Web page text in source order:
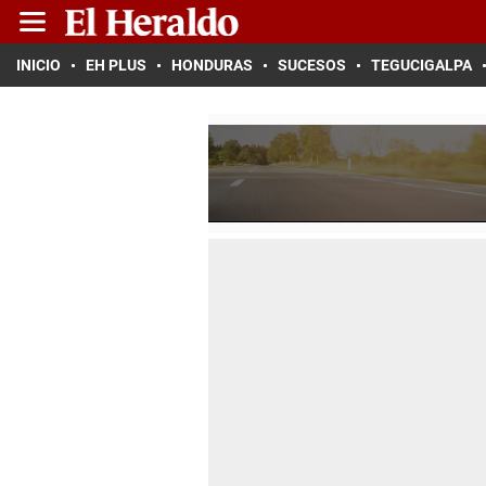
INICIO EH PLUS HONDURAS SUCESOS TEGUCIGALPA